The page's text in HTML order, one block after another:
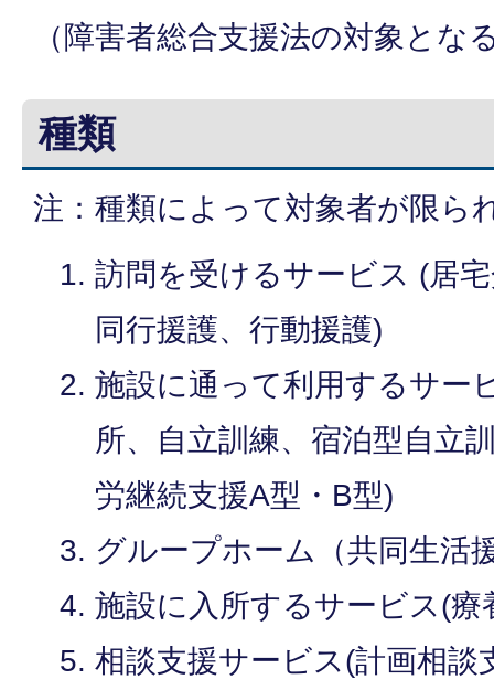
（障害者総合支援法の対象とな
種類
注：種類によって対象者が限ら
訪問を受けるサービス (居
同行援護、行動援護)
施設に通って利用するサー
所、自立訓練、宿泊型自立
労継続支援A型・B型)
グループホーム（共同生活
施設に入所するサービス(療
相談支援サービス(計画相談